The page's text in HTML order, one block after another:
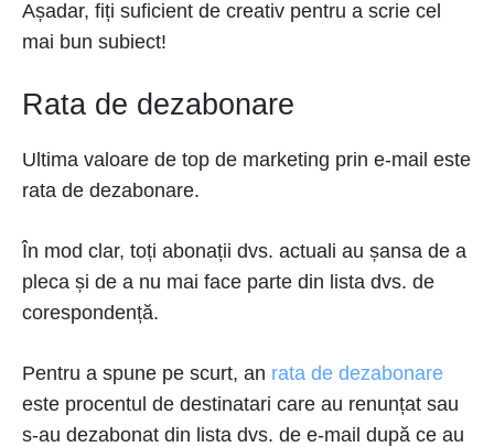
Așadar, fiți suficient de creativ pentru a scrie cel
mai bun subiect!
Rata de dezabonare
Ultima valoare de top de marketing prin e-mail este
rata de dezabonare.
În mod clar, toți abonații dvs. actuali au șansa de a
pleca și de a nu mai face parte din lista dvs. de
corespondență.
Pentru a spune pe scurt, an rata de dezabonare
este procentul de destinatari care au renunțat sau
s-au dezabonat din lista dvs. de e-mail după ce au